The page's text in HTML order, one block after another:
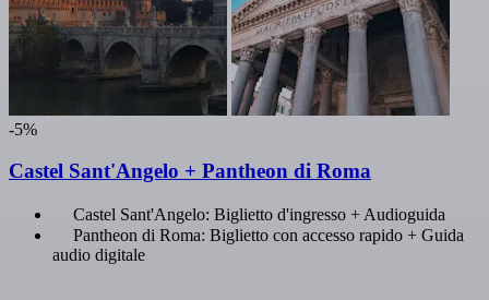
-5%
Castel Sant'Angelo + Pantheon di Roma
Castel Sant'Angelo: Biglietto d'ingresso + Audioguida
Pantheon di Roma: Biglietto con accesso rapido + Guida
audio digitale